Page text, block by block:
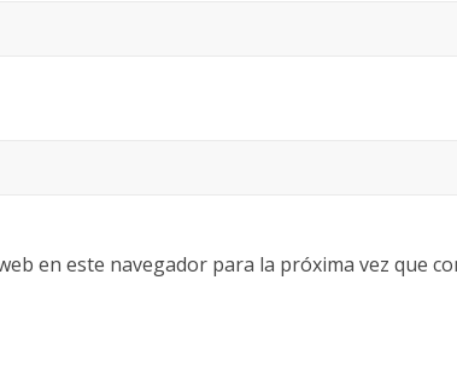
en este navegador para la próxima vez que